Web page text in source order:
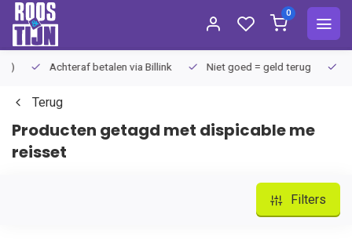
0
Achteraf betalen via Billink Niet goed = geld terug
Terug
Producten getagd met dispicable me
reisset
Filters